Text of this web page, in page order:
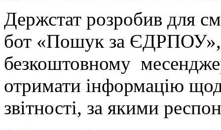
Держстат розробив для
бот «Пошук за
безкоштовному
отримати інформацію
звітності, за якими